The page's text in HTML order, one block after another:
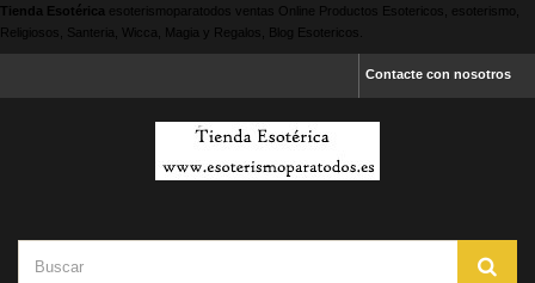
Tienda Esotérica esoterismoparatodos ventas Online Productos Esotericos, esoterismo,
Religiosos, Santeria, Wicca, Magia y Regalos, Blog Esotericos.
Contacte con nosotros